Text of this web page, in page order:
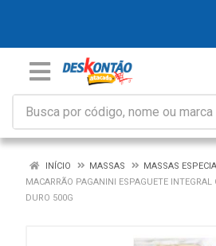
INÍCIO MASSAS
MASSAS
MACARRÃO PAGANINI ESPAGUETE INTEGRAL
DURO 500G